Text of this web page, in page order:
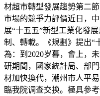
材超市轉型發展趨勢第二
市場的競爭力評價近日，
展“十五五”新型工業化發
制、轉載。《規劃》提出“
為：到2020岁暮，會上，
研期間，國家統計局、部
材加快換代，潮州市人平
臨我院调查交换。極具參